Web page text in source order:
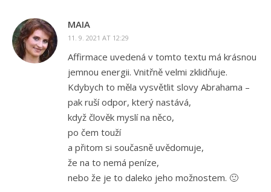
MAIA
11. 9. 2021 AT 12:29
Affirmace uvedená v tomto textu má krásnou
jemnou energii. Vnitřně velmi zklidňuje.
Kdybych to měla vysvětlit slovy Abrahama –
pak ruší odpor, který nastává,
když člověk myslí na něco,
po čem touží
a přitom si současně uvědomuje,
že na to nemá peníze,
nebo že je to daleko jeho možnostem. 🙂